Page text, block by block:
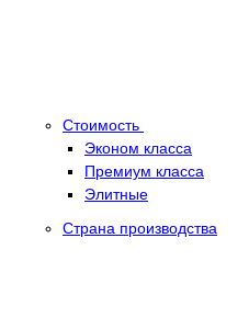
Стоимость
Эконом класса
Премиум класса
Элитные
Страна производства